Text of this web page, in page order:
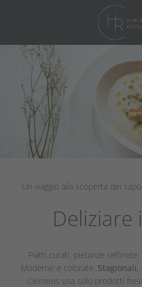
Un viaggio alla scoperta dei
Deliziare
Piatti curati, pietanze raffinate.
Moderne e colorate.
Clemens usa solo prodotti